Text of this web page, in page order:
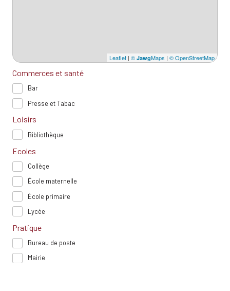
Leaflet | © JawgMaps | © OpenStreetMap
Commerces et santé
Bar
Presse et Tabac
Loisirs
Bibliothèque
Ecoles
Collège
École maternelle
École primaire
Lycée
Pratique
Bureau de poste
Mairie